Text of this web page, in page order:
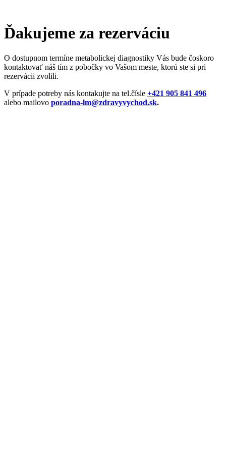
Ďakujeme za rezerváciu
O dostupnom termíne metabolickej diagnostiky Vás bude čoskoro
kontaktovať náš tím z pobočky vo Vašom meste, ktorú ste si pri
rezervácii zvolili.
V prípade potreby nás kontakujte na tel.čísle +421 905 841 496
alebo mailovo poradna-lm@zdravyvychod.sk.